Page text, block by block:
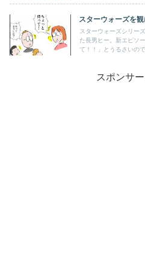
スターウォーズを
スターウォーズシリー
た長男ヒー。新エピソ
て！！」とうるさいの
スポンサ